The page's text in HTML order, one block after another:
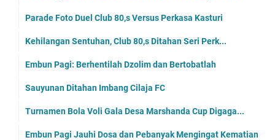
Parade Foto Duel Club 80,s Versus Perkasa Kasturi
Kehilangan Sentuhan, Club 80,s Ditahan Seri Perk...
Embun Pagi: Berhentilah Dzolim dan Bertobatlah
Sauyunan Ditahan Imbang Cilaja FC
Turnamen Bola Voli Gala Desa Marshanda Cup Digaga...
Embun Pagi Jauhi Dosa dan Pebanyak Mengingat Kematian